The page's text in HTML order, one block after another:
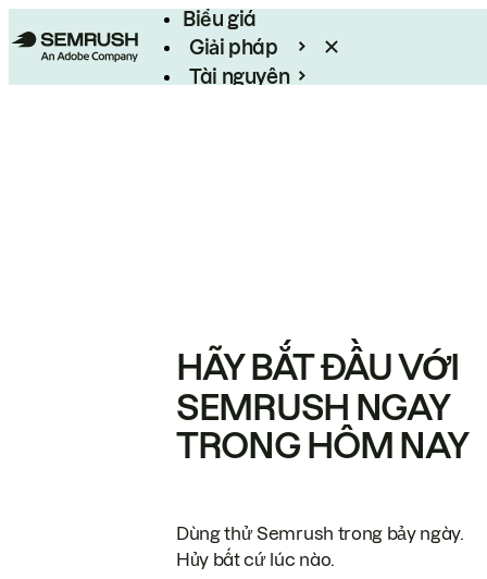
Biểu giá
Giải pháp
Tài nguyên
HÃY BẮT ĐẦU VỚI
SEMRUSH NGAY
TRONG HÔM NAY
Dùng thử Semrush trong bảy ngày.
Hủy bất cứ lúc nào.